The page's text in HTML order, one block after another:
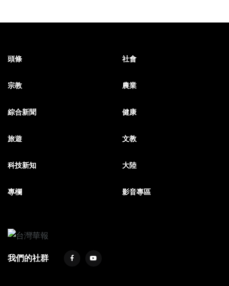
頭條 社會
宗教 農業
綜合新聞 健康
旅遊 文教
科技新知 大陸
專欄 影音專區
我們的社群